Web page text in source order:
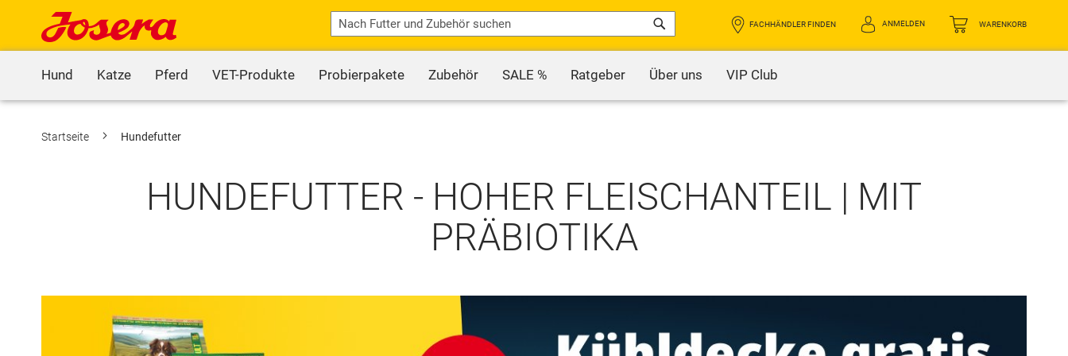
WARENKORB
FACHHÄNDLER FINDEN ANMELDEN
Search
Hund
Katze Pferd VET-Produkte Probierpakete Zubehör SALE % Ratgeber Über uns VIP Club
Startseite Hundefutter
HUNDEFUTTER - HOHER FLEISCHANTEIL | MIT
PRÄBIOTIKA